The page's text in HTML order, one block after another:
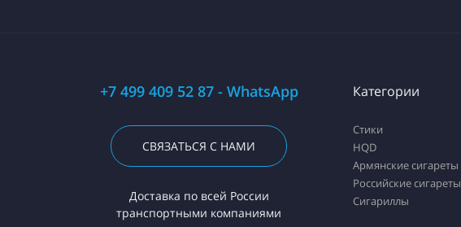
+7 499 409 52 87 - WhatsApp
СВЯЗАТЬСЯ С НАМИ
Доставка по всей России
транспортными компаниями
Категории
Стики
HQD
Армянские сигареты
Российские сигареты
Сигариллы